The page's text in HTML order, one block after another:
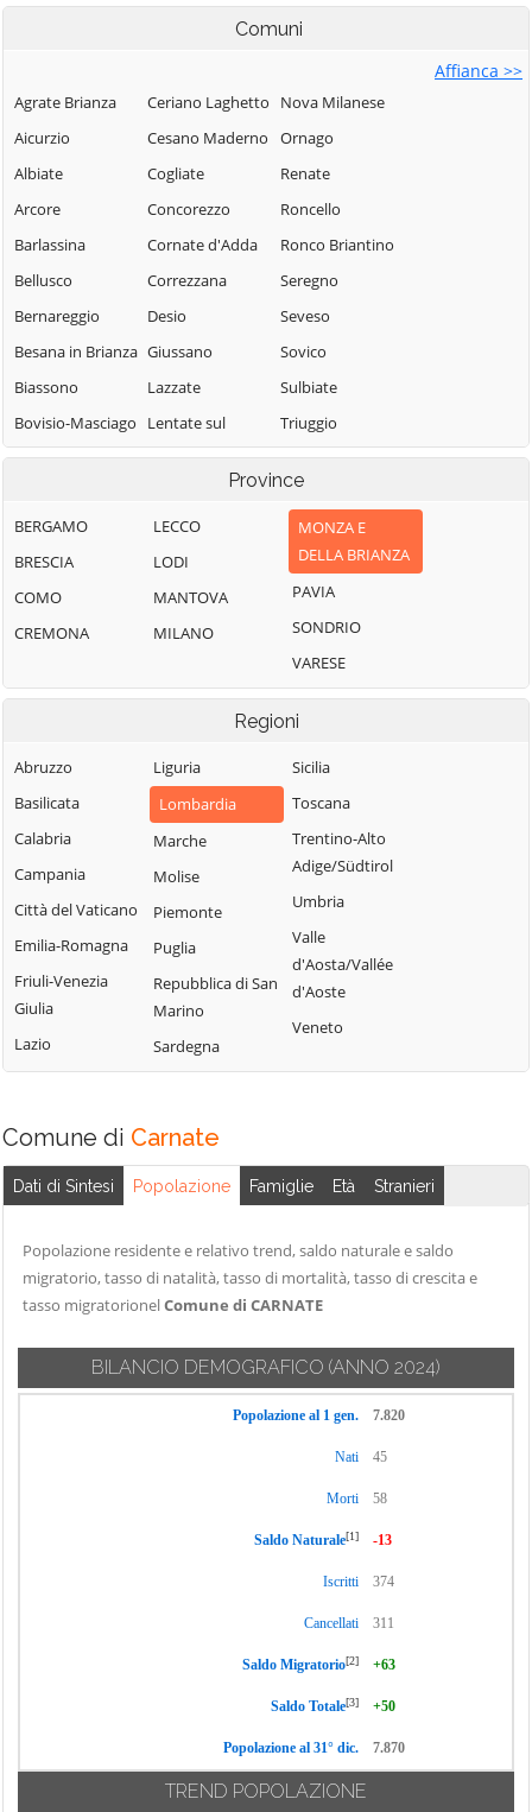
Comuni
Affianca >>
Agrate Brianza
Aicurzio
Albiate
Arcore
Barlassina
Bellusco
Bernareggio
Besana in Brianza
Biassono
Bovisio-Masciago
Briosco
Burago di
Molgora
Busnago
Camparada
Carate Brianza
Cavenago di
Brianza
Ceriano Laghetto
Cesano Maderno
Cogliate
Concorezzo
Cornate d'Adda
Correzzana
Desio
Giussano
Lazzate
Lentate sul
Seveso
Limbiate
Lissone
Macherio
Meda
Misinto
Muggiò
Nova Milanese
Ornago
Renate
Roncello
Ronco Briantino
Seregno
Seveso
Sovico
Sulbiate
Triuggio
Usmate Velate
Varedo
Vedano al
Lambro
Veduggio con
Colzano
Verano Brianza
Villasanta
Vimercate
Province
BERGAMO
BRESCIA
COMO
CREMONA
LECCO
LODI
MANTOVA
MILANO
MONZA E
DELLA BRIANZA
PAVIA
SONDRIO
VARESE
Regioni
Abruzzo
Basilicata
Calabria
Campania
Città del Vaticano
Emilia-Romagna
Friuli-Venezia
Giulia
Lazio
Liguria
Lombardia
Marche
Molise
Piemonte
Puglia
Repubblica di San
Marino
Sardegna
Sicilia
Toscana
Trentino-Alto
Adige/Südtirol
Umbria
Valle
d'Aosta/Vallée
d'Aoste
Veneto
Comune di Carnate
Dati di Sintesi Popolazione Famiglie Età Stranieri
Popolazione residente e relativo trend, saldo naturale e saldo
migratorio, tasso di natalità, tasso di mortalità, tasso di crescita e
tasso migratorionelComune di CARNATE
BILANCIO DEMOGRAFICO (ANNO 2024)
Popolazione al 1 gen. 7.820
Nati 45
Morti 58
Saldo Naturale[1] -13
Iscritti 374
Cancellati 311
Saldo Migratorio[2] +63
Saldo Totale[3] +50
Popolazione al 31° dic. 7.870
TREND POPOLAZIONE